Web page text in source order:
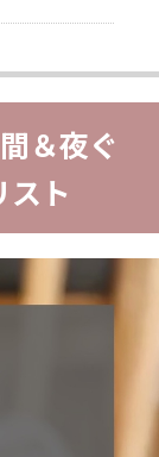
＆夜ぐ
ト